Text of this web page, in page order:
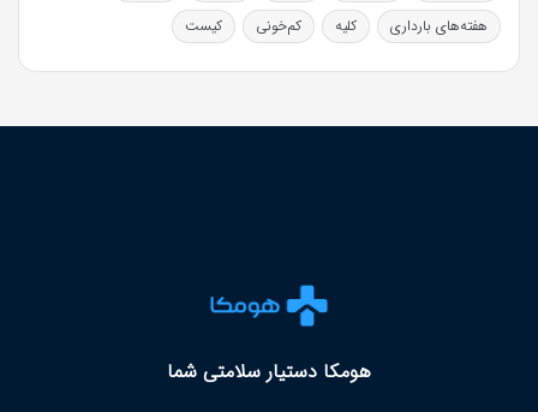
هفته‌های بارداری
کلیه کم‌خونی کیست
هومکا دستیار سلامتی شما